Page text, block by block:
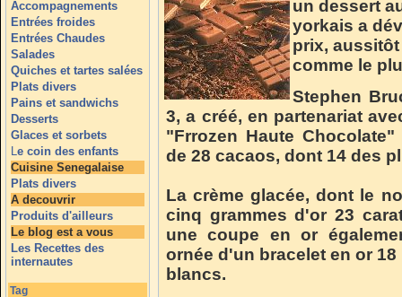
Accompagnements
Entrées froides
Entrées Chaudes
Salades
Quiches et tartes salées
Plats divers
Pains et sandwichs
Desserts
Glaces et sorbets
Le coin des enfants
Cuisine Senegalaise
Plats divers
A decouvrir
Produits d'ailleurs
Le blog est a vous
Les Recettes des
internautes
Tag
un dessert
yorkais a
prix,
comme le
Stephen
3, a créé, en partenariat
"Frrozen Haute
de 28 cacaos, dont 14 des
La crème glacée, dont le
cinq grammes d'or 23
une coupe en or
ornée d'un bracelet en or
blancs.